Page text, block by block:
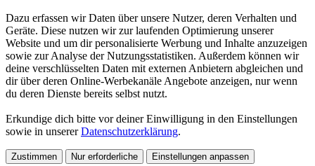
Dazu erfassen wir Daten über unsere Nutzer, deren Verhalten und
Geräte. Diese nutzen wir zur laufenden Optimierung unserer
Website und um dir personalisierte Werbung und Inhalte anzuzeigen
sowie zur Analyse der Nutzungsstatistiken. Außerdem können wir
deine verschlüsselten Daten mit externen Anbietern abgleichen und
dir über deren Online-Werbekanäle Angebote anzeigen, nur wenn
du deren Dienste bereits selbst nutzt.
Erkundige dich bitte vor deiner Einwilligung in den Einstellungen
sowie in unsererDatenschutzerklärung.
Zustimmen Nur erforderliche Einstellungen anpassen